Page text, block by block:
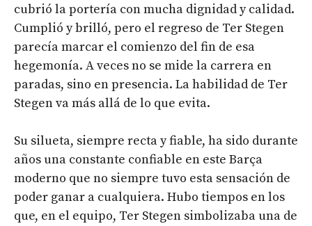
cubrió la portería con mucha dignidad y calidad.
Cumplió y brilló, pero el regreso de Ter Stegen
parecía marcar el comienzo del fin de esa
hegemonía. A veces no se mide la carrera en
paradas, sino en presencia. La habilidad de Ter
Stegen va más allá de lo que evita.
Su silueta, siempre recta y fiable, ha sido durante
años una constante confiable en este Barça
moderno que no siempre tuvo esta sensación de
poder ganar a cualquiera. Hubo tiempos en los
que, en el equipo, Ter Stegen simbolizaba una de